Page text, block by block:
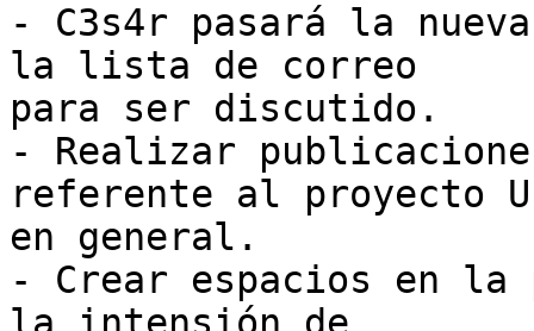
- C3s4r pasará la
la lista de correo
para ser discutido.
- Realizar
referente al proyecto
en general.
- Crear espacios en la